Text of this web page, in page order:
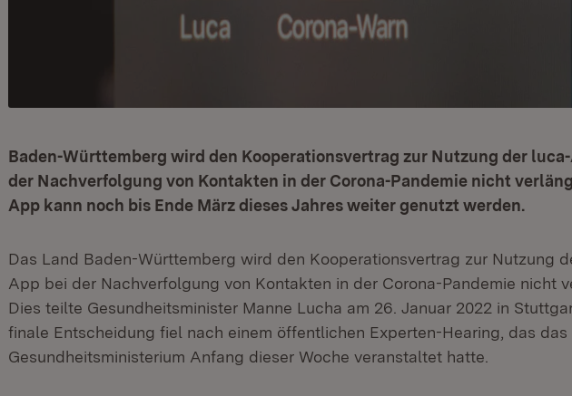
Baden-Württemberg wird den Kooperationsvertrag zur Nutzung der
der Nachverfolgung von Kontakten in der Corona-Pandemie nicht
App kann noch bis Ende März dieses Jahres weiter genutzt werden.
Das Land Baden-Württemberg wird den Kooperationsvertrag zur Nutzung
App bei der Nachverfolgung von Kontakten in der Corona-Pandemie nicht
Dies teilte Gesundheitsminister Manne Lucha am 26. Januar 2022 in
finale Entscheidung fiel nach einem öffentlichen Experten-Hearing, das das
Gesundheitsministerium Anfang dieser Woche veranstaltet hatte.